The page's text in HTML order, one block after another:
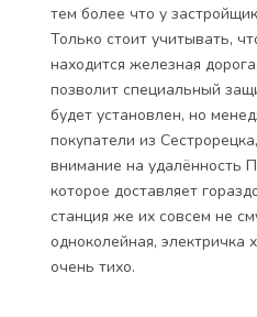
тем более что у
Только стоит учитывать,
находится железная
позволит специальный
будет установлен, но
покупатели из
внимание на удалённость
которое доставляет
станция же их совсем не
одноколейная, электричка
очень тихо.